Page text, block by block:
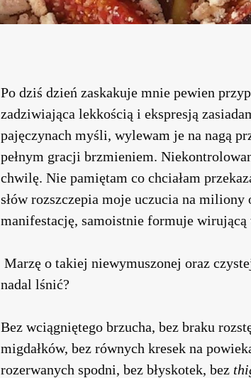
Po dziś dzień zaskakuje mnie pewien
zadziwiająca lekkością i ekspresją
pajęczynach myśli, wylewam je na nagą
pełnym gracji brzmieniem.
chwilę. Nie pamiętam co chciałam
słów rozszczepia moje uczucia na
manifestację, samoistnie formuje wirującą
Marzę o takiej niewymuszonej oraz
nadal lśnić?
Bez wciągniętego brzucha, bez braku
migdałków, bez równych kresek na
rozerwanych spodni, bez błyskotek, bez